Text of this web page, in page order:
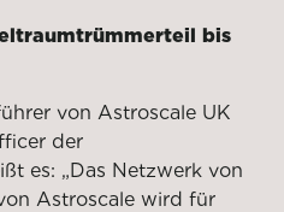
bis
von Astroscale UK
der
es: „Das Netzwerk von
Astroscale wird für